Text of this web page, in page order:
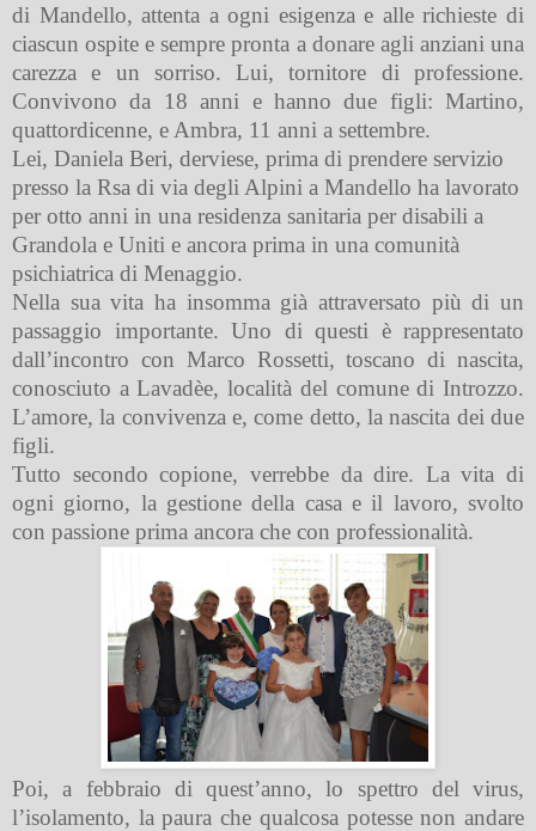
di Mandello, attenta a ogni esigenza e alle richieste di
ciascun ospite e sempre pronta a donare agli anziani una
carezza e un sorriso. Lui, tornitore di professione.
Convivono da 18 anni e hanno due figli: Martino,
quattordicenne, e Ambra, 11 anni a settembre.
Lei, Daniela Beri, derviese, prima di prendere servizio
presso la Rsa di via degli Alpini a Mandello ha lavorato
per otto anni in una residenza sanitaria per disabili a
Grandola e Uniti e ancora prima in una comunità
psichiatrica di Menaggio.
Nella sua vita ha insomma già attraversato più di un
passaggio importante. Uno di questi è rappresentato
dall’incontro con Marco Rossetti, toscano di nascita,
conosciuto a Lavadèe, località del comune di Introzzo.
L’amore, la convivenza e, come detto, la nascita dei due
figli.
Tutto secondo copione, verrebbe da dire. La vita di
ogni giorno, la gestione della casa e il lavoro, svolto
con passione prima ancora che con professionalità.
Poi, a febbraio di quest’anno, lo spettro del virus,
l’isolamento, la paura che qualcosa potesse non andare